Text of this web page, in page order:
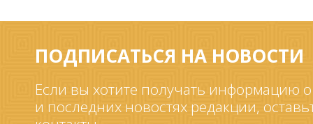
ПОДПИСАТЬСЯ НА НОВОСТИ
Если вы хотите получать информацию
и последних новостях редакции,